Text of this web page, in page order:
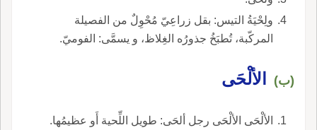
ولِحْيَةُ التيس: بقل زراعِيّ مُحْوِلٌ من الفصيلة
المركّبة، تُطبَخُ جذورُه الغِلاظ، و يسمَّى: الفوميّ.
(ب) الألْحَى
الألْحَى الألْحَى رجل ألحَى: طويل اللِّحية أَو عظيمُها.